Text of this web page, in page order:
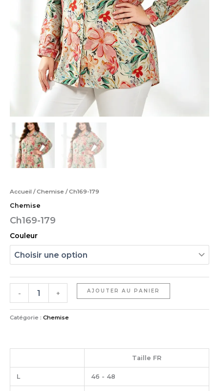
Accueil /Chemise / Ch169-179
Chemise
Ch169-179
Couleur
- + AJOUTER AU PANIER
Catégorie : Chemise
Taille FR
L 46 - 48